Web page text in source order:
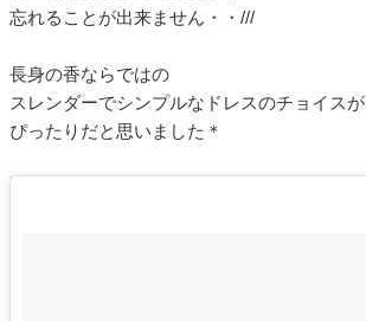
忘れることが出来ません・・///
長身の香ならではの
スレンダーでシンプルなドレスのチョイスが
ぴったりだと思いました＊